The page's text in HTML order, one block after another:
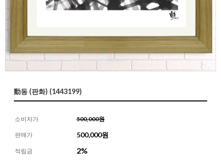
動동 (판화) (1443199)
소비자가 500,000원
판매가 500,000원
적립금 2%